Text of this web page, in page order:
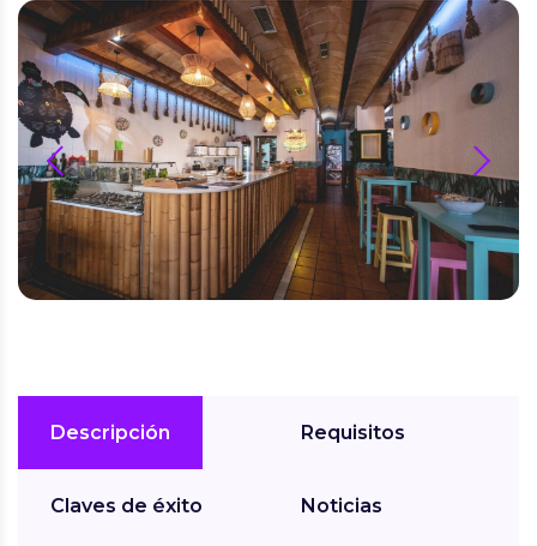
prev next
Descripción
Claves de éxito
Requisitos
Noticias